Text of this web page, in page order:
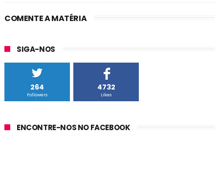
COMENTE A MATÉRIA
SIGA-NOS
264
Followers
4732
Likes
ENCONTRE-NOS NO FACEBOOK